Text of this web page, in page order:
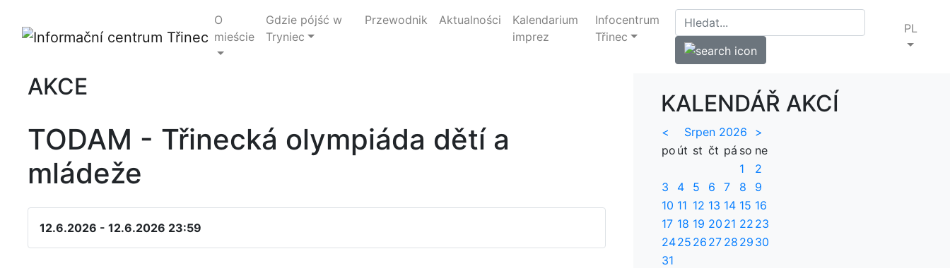
O
mieście
Gdzie pójść w
Tryniec
Przewodnik Aktualności
Kalendarium
imprez
Infocentrum
Třinec
PL
AKCE
TODAM - Třinecká olympiáda dětí a
mládeže
12.6.2026 - 12.6.2026 23:59
KALENDÁŘ AKCÍ
< Srpen 2026
>
po út st čt pá so ne
1
2
3
4 5 6 7 8
9
10 11 12 13 14 15 16
17 18 19 20 21 22 23
2425 26 27 28 29 30
31